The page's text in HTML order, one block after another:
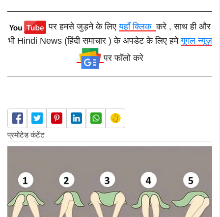
पर हमसे जुड़ने के लिएयहाँ क्लिककरे , साथ ही और
भी Hindi News (हिंदी समाचार ) के अपडेट के लिए हमेगूगल न्यूज़
पर फॉलो करे